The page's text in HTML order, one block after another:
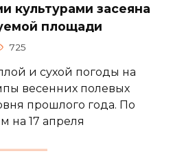
культурами засеяна
площади
725
и сухой погоды на
весенних полевых
прошлого года. По
на 17 апреля